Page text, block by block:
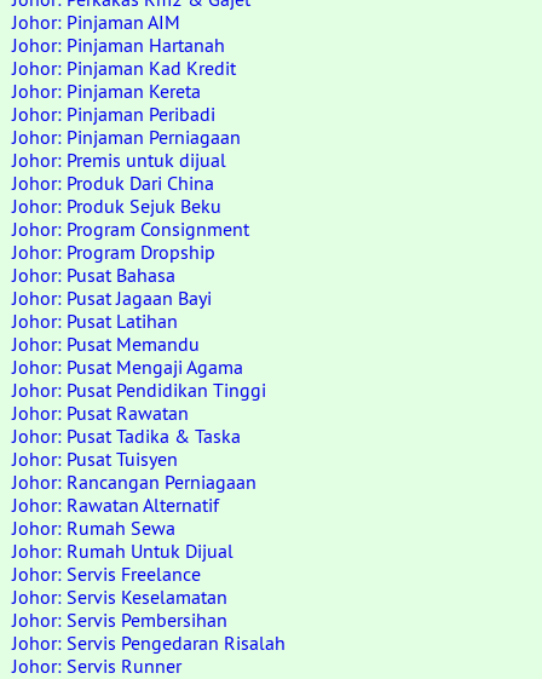
Johor: Pinjaman AIM
Johor: Pinjaman Hartanah
Johor: Pinjaman Kad Kredit
Johor: Pinjaman Kereta
Johor: Pinjaman Peribadi
Johor: Pinjaman Perniagaan
Johor: Premis untuk dijual
Johor: Produk Dari China
Johor: Produk Sejuk Beku
Johor: Program Consignment
Johor: Program Dropship
Johor: Pusat Bahasa
Johor: Pusat Jagaan Bayi
Johor: Pusat Latihan
Johor: Pusat Memandu
Johor: Pusat Mengaji Agama
Johor: Pusat Pendidikan Tinggi
Johor: Pusat Rawatan
Johor: Pusat Tadika & Taska
Johor: Pusat Tuisyen
Johor: Rancangan Perniagaan
Johor: Rawatan Alternatif
Johor: Rumah Sewa
Johor: Rumah Untuk Dijual
Johor: Servis Freelance
Johor: Servis Keselamatan
Johor: Servis Pembersihan
Johor: Servis Pengedaran Risalah
Johor: Servis Runner